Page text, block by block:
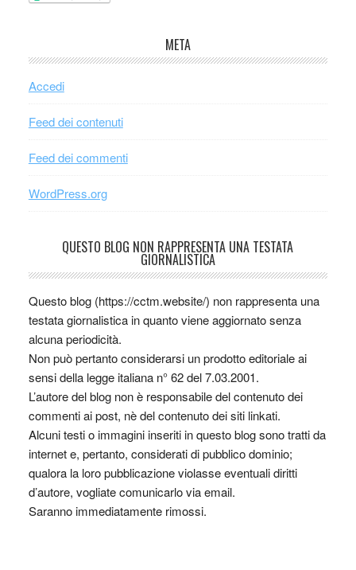
META
Accedi
Feed dei contenuti
Feed dei commenti
WordPress.org
QUESTO BLOG NON RAPPRESENTA UNA TESTATA
GIORNALISTICA
Questo blog (https://cctm.website/) non rappresenta una
testata giornalistica in quanto viene aggiornato senza
alcuna periodicità.
Non può pertanto considerarsi un prodotto editoriale ai
sensi della legge italiana n° 62 del 7.03.2001.
L’autore del blog non è responsabile del contenuto dei
commenti ai post, nè del contenuto dei siti linkati.
Alcuni testi o immagini inseriti in questo blog sono tratti da
internet e, pertanto, considerati di pubblico dominio;
qualora la loro pubblicazione violasse eventuali diritti
d’autore, vogliate comunicarlo via email.
Saranno immediatamente rimossi.